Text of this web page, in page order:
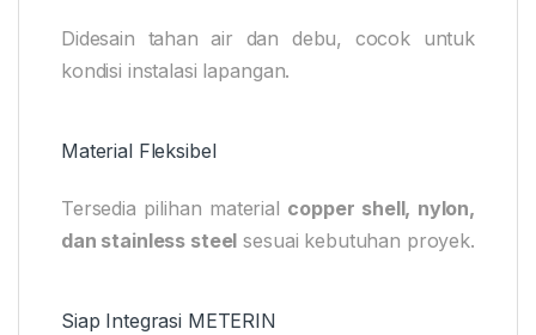
Didesain tahan air dan debu, cocok untuk
kondisi instalasi lapangan.
Material Fleksibel
Tersedia pilihan material copper shell, nylon,
dan stainless steel sesuai kebutuhan proyek.
Siap Integrasi METERIN